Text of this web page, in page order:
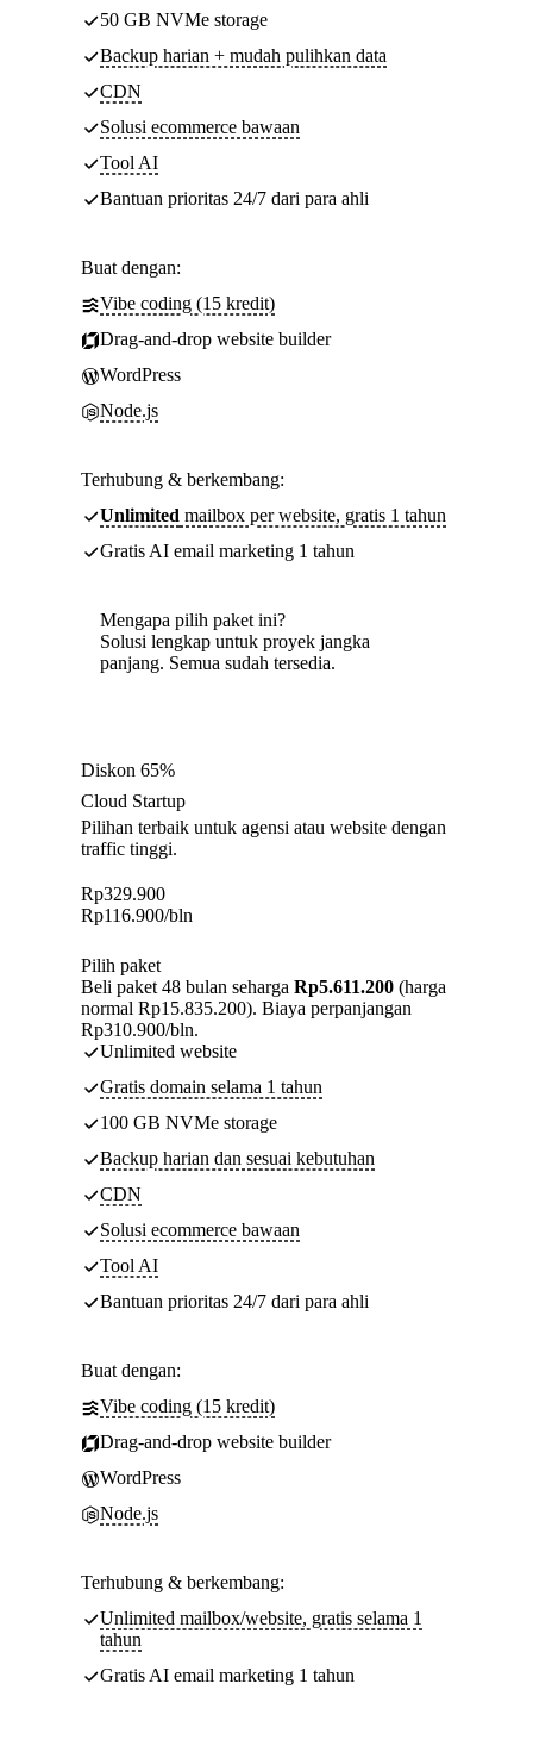
50 GB NVMe storage
Backup harian + mudah pulihkan data
CDN
Solusi ecommerce bawaan
Tool AI
Bantuan prioritas 24/7 dari para ahli
Buat dengan:
Vibe coding (15 kredit)
Drag-and-drop website builder
WordPress
Node.js
Terhubung & berkembang:
Unlimited mailbox per website, gratis 1 tahun
Gratis AI email marketing 1 tahun
Mengapa pilih paket ini?
Solusi lengkap untuk proyek jangka
panjang. Semua sudah tersedia.
Diskon 65%
Cloud Startup
Pilihan terbaik untuk agensi atau website dengan
traffic tinggi.
Rp329.900
Rp116.900/bln
Pilih paket
Beli paket 48 bulan seharga Rp5.611.200 (harga
normal Rp15.835.200). Biaya perpanjangan
Rp310.900/bln.
Unlimited website
Gratis domain selama 1 tahun
100 GB NVMe storage
Backup harian dan sesuai kebutuhan
CDN
Solusi ecommerce bawaan
Tool AI
Bantuan prioritas 24/7 dari para ahli
Buat dengan:
Vibe coding (15 kredit)
Drag-and-drop website builder
WordPress
Node.js
Terhubung & berkembang:
Unlimited mailbox/website, gratis selama 1
tahun
Gratis AI email marketing 1 tahun